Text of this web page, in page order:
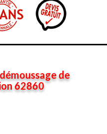
de
62860